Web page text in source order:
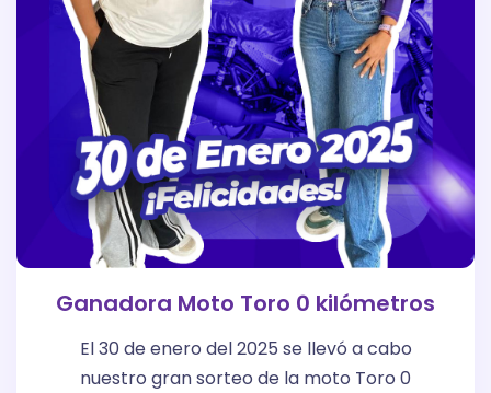
Ganadora Moto Toro 0 kilómetros
El 30 de enero del 2025 se llevó a cabo
nuestro gran sorteo de la moto Toro 0